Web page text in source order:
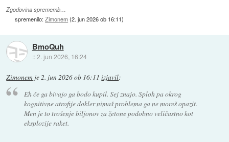
Zgodovina sprememb…
spremenilo:Zimonem(2. jun 2026 ob 16:11)
BmoQuh
::2. jun 2026, 16:24
Zimonem je 2. jun 2026 ob 16:11 izjavil:
Eh če ga bivajo ga bodo kupil. Sej znajo. Sploh pa okrog
kognitivne atrofije dokler nimaš problema ga ne moreš opazit.
Men je to trošenje biljonov za žetone podobno veličastno kot
eksplozije raket.